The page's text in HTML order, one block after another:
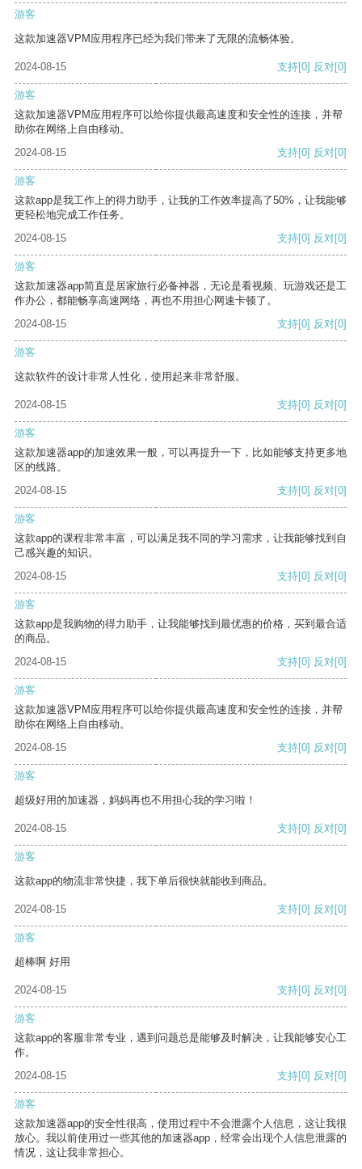
游客
这款加速器VPM应用程序已经为我们带来了无限的流畅体验。
2024-08-15 支持[0] 反对[0]
游客
这款加速器VPM应用程序可以给你提供最高速度和安全性的连接，并帮
助你在网络上自由移动。
2024-08-15
支持[0] 反对[0]
游客
这款app是我工作上的得力助手，让我的工作效率提高了50%，让我能够
更轻松地完成工作任务。
2024-08-15
支持[0] 反对[0]
游客
这款加速器app简直是居家旅行必备神器，无论是看视频、玩游戏还是工
作办公，都能畅享高速网络，再也不用担心网速卡顿了。
2024-08-15
支持[0] 反对[0]
游客
这款软件的设计非常人性化，使用起来非常舒服。
2024-08-15 支持[0] 反对[0]
游客
这款加速器app的加速效果一般，可以再提升一下，比如能够支持更多地
区的线路。
2024-08-15
支持[0] 反对[0]
游客
这款app的课程非常丰富，可以满足我不同的学习需求，让我能够找到自
己感兴趣的知识。
2024-08-15
支持[0] 反对[0]
游客
这款app是我购物的得力助手，让我能够找到最优惠的价格，买到最合适
的商品。
2024-08-15
支持[0] 反对[0]
游客
这款加速器VPM应用程序可以给你提供最高速度和安全性的连接，并帮
助你在网络上自由移动。
2024-08-15
支持[0] 反对[0]
游客
超级好用的加速器，妈妈再也不用担心我的学习啦！
2024-08-15 支持[0] 反对[0]
游客
这款app的物流非常快捷，我下单后很快就能收到商品。
2024-08-15 支持[0] 反对[0]
游客
超棒啊 好用
2024-08-15 支持[0] 反对[0]
游客
这款app的客服非常专业，遇到问题总是能够及时解决，让我能够安心工
作。
2024-08-15
支持[0] 反对[0]
游客
这款加速器app的安全性很高，使用过程中不会泄露个人信息，这让我很
放心。我以前使用过一些其他的加速器app，经常会出现个人信息泄露的
情况，这让我非常担心。